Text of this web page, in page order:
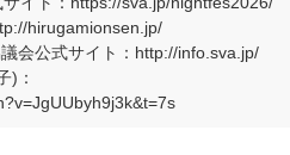
hirugamionsen.jp/
会公式サイト： http://info.sva.jp/
)：